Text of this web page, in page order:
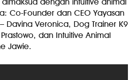
Co-Founder dan CEO Yayasan
Davina Veronica, Dog Trainer K9
dan Intuitive Animal
Jawie.